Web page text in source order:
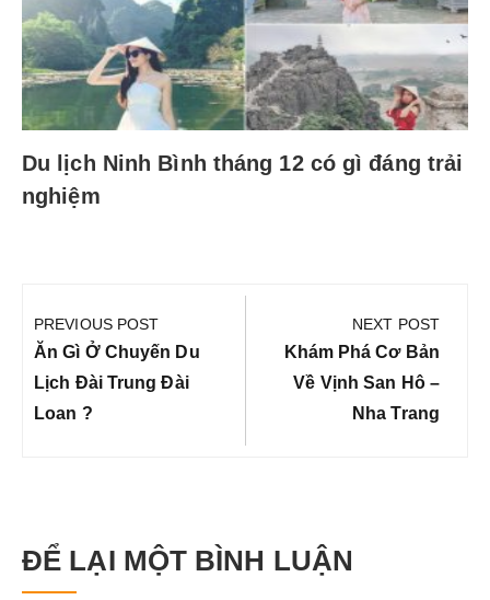
Du lịch Ninh Bình tháng 12 có gì đáng trải
nghiệm
hướng
bài
viết
PREVIOUS POST
Previous
Post:
Ăn Gì Ở Chuyến Du
Lịch Đài Trung Đài
Loan ?
NEXT POST
Next
Post:
Khám Phá Cơ Bản
Về Vịnh San Hô –
Nha Trang
ĐỂ LẠI MỘT BÌNH LUẬN